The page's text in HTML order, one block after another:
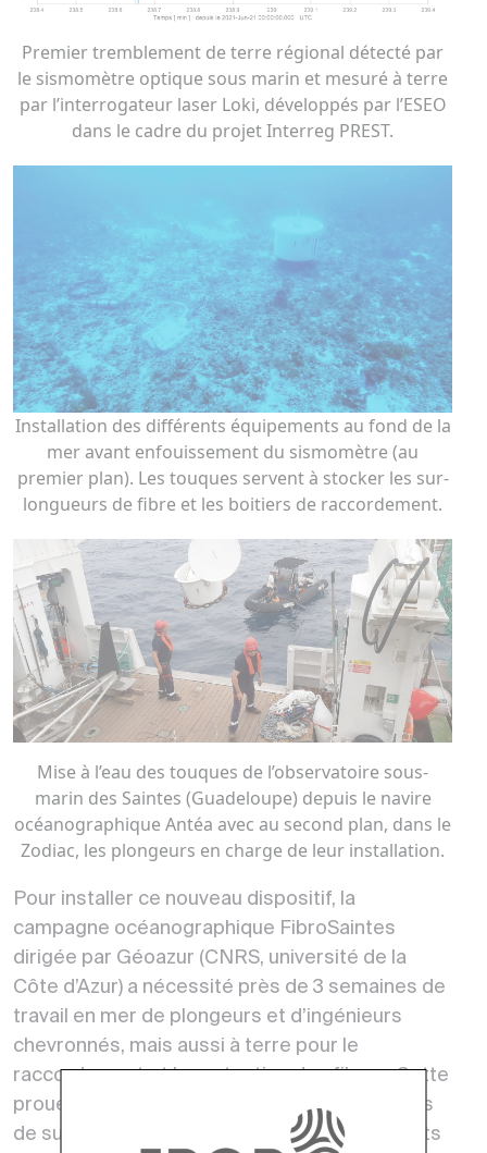
Premier tremblement de terre régional détecté par
le sismomètre optique sous marin et mesuré à terre
par l’interrogateur laser Loki, développés par l’ESEO
dans le cadre du projet Interreg PREST.
Installation des différents équipements au fond de la
mer avant enfouissement du sismomètre (au
premier plan). Les touques servent à stocker les sur-
longueurs de fibre et les boitiers de raccordement.
Mise à l’eau des touques de l’observatoire sous-
marin des Saintes (Guadeloupe) depuis le navire
océanographique Antéa avec au second plan, dans le
Zodiac, les plongeurs en charge de leur installation.
Pour installer ce nouveau dispositif, la
campagne océanographique FibroSaintes
dirigée par Géoazur (CNRS, université de la
Côte d’Azur) a nécessité près de 3 semaines de
travail en mer de plongeurs et d’ingénieurs
chevronnés, mais aussi à terre pour le
raccordement et la protection des fibres. Cette
prouesse technique préfigure les instruments
de surveillance de demain, puisque des projets